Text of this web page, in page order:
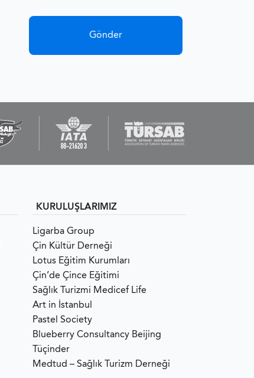
KURULUŞLARIMIZ
Ligarba Group
Çin Kültür Derneği
Lotus Eğitim Kurumları
Çin’de Çince Eğitimi
Sağlık Turizmi Medicef Life
Art in İstanbul
Pastel Society
Blueberry Consultancy Beijing
Tüçinder
Medtud – Sağlık Turizm Derneği